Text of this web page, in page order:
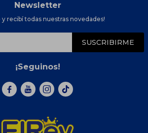
Newsletter
y recibí todas nuestras novedades!
SUSCRIBIRME
¡Seguinos!
  